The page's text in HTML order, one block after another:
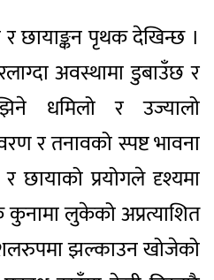
र छायाङ्कन पृथक देखिन्छ ।
अवस्थामा डुबाउँछ र
धमिलो र उज्यालो
र तनावको स्पष्ट भावना
छायाको प्रयोगले दृश्यमा
लुकेको अप्रत्याशित
झल्काउन खोजेको